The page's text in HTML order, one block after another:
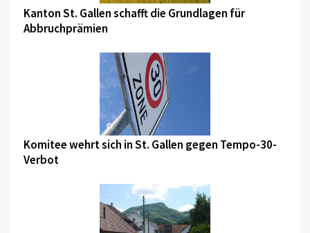
Kanton St. Gallen schafft die Grundlagen für
Abbruchprämien
©
Komitee wehrt sich in St. Gallen gegen Tempo-30-
Verbot